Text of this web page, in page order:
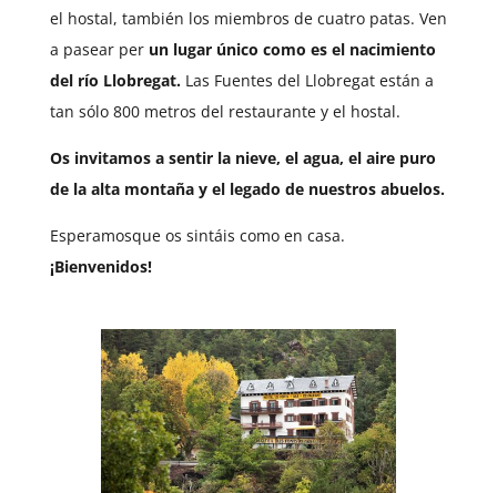
el hostal, también los miembros de cuatro patas. Ven
a pasear per un lugar único como es el nacimiento
del río Llobregat.Las Fuentes del Llobregat están a
tan sólo 800 metros del restaurante y el hostal.
Os invitamos a sentir la nieve, el agua, el aire puro
de la alta montaña y el legado de nuestros abuelos.
Esperamosque os sintáis como en casa.
¡Bienvenidos!